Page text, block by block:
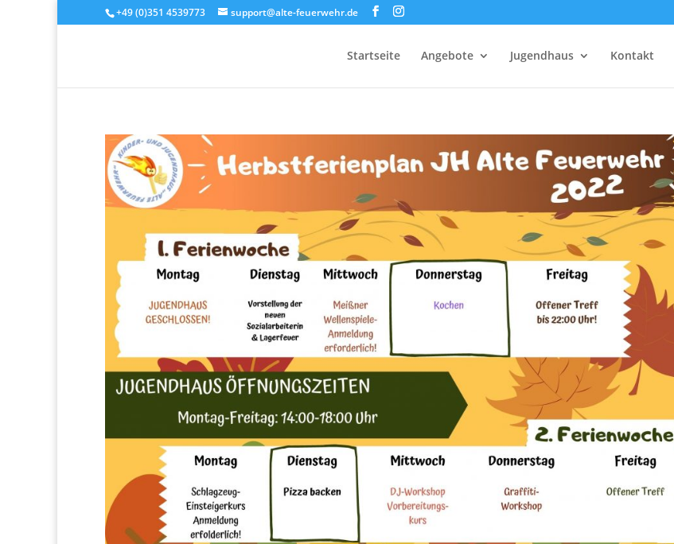
+49 (0)351 4539773 support@alte-feuerwehr.de
Startseite Angebote Jugendhaus Kontakt